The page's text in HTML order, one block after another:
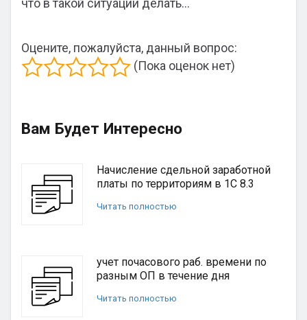
что в такой ситуации делать…
Оцените, пожалуйста, данный вопрос:
(Пока оценок нет)
Вам Будет Интересно
Начисление сдельной заработной
платы по территориям в 1С 8.3
Читать полностью
учет почасового раб. времени по
разным ОП в течение дня
Читать полностью